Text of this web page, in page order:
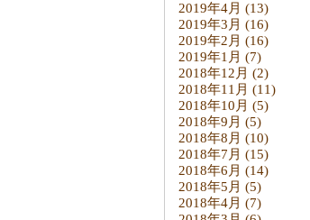
2019年4月 (13)
2019年3月 (16)
2019年2月 (16)
2019年1月 (7)
2018年12月 (2)
2018年11月 (11)
2018年10月 (5)
2018年9月 (5)
2018年8月 (10)
2018年7月 (15)
2018年6月 (14)
2018年5月 (5)
2018年4月 (7)